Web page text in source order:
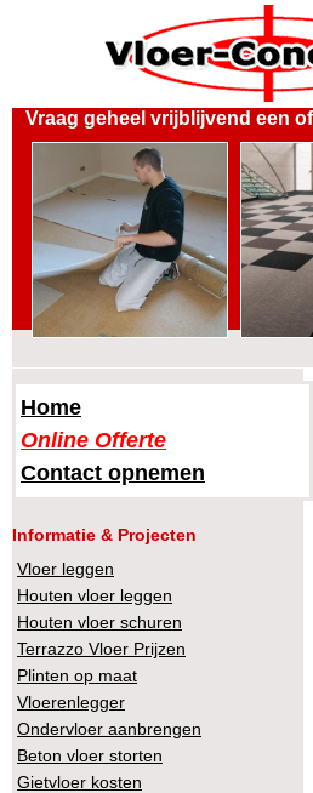
Vraag geheel vrijblijvend een
Home
Online Offerte
Contact opnemen
Informatie & Projecten
Vloer leggen
Houten vloer leggen
Houten vloer schuren
Terrazzo Vloer Prijzen
Plinten op maat
Vloerenlegger
Ondervloer aanbrengen
Beton vloer storten
Gietvloer kosten